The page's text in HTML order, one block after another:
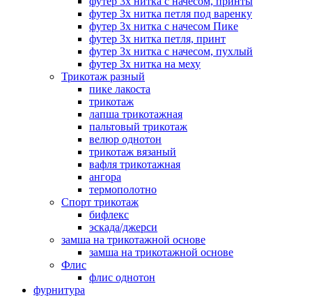
футер 3х нитка петля под варенку
футер 3х нитка с начесом Пике
футер 3х нитка петля, принт
футер 3х нитка с начесом, пухлый
футер 3х нитка на меху
Трикотаж разный
пике лакоста
трикотаж
лапша трикотажная
пальтовый трикотаж
велюр однотон
трикотаж вязаный
вафля трикотажная
ангора
термополотно
Спорт трикотаж
бифлекс
эскада/джерси
замша на трикотажной основе
замша на трикотажной основе
Флис
флис однотон
фурнитура